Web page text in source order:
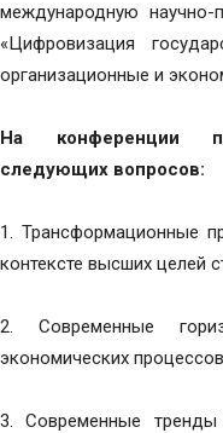
международную научно-
«Цифровизация
организационные и
На конференции
следующих вопросов:
1. Трансформационные
контексте высших целей
2. Современные
экономических
3. Современные тренды